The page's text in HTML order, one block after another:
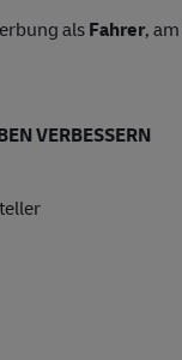
alsFahrer,
VERBESSERN